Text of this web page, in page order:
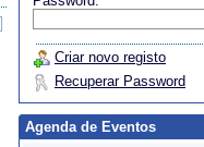
Criar novo registo
Recuperar Password
Agenda de Eventos